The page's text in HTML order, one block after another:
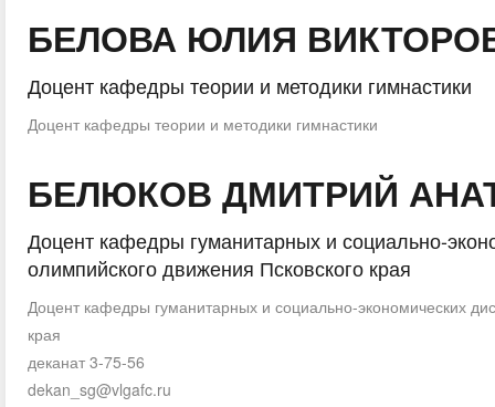
БЕЛОВА ЮЛИЯ
Доцент кафедры теории и методики гимнастики
Доцент кафедры теории и методики гимнастики
БЕЛЮКОВ ДМИТРИЙ
Доцент кафедры гуманитарных и социально-
олимпийского движения Псковского края
Доцент кафедры гуманитарных и социально-экономических
края
деканат 3-75-56
dekan_sg@vlgafc.ru